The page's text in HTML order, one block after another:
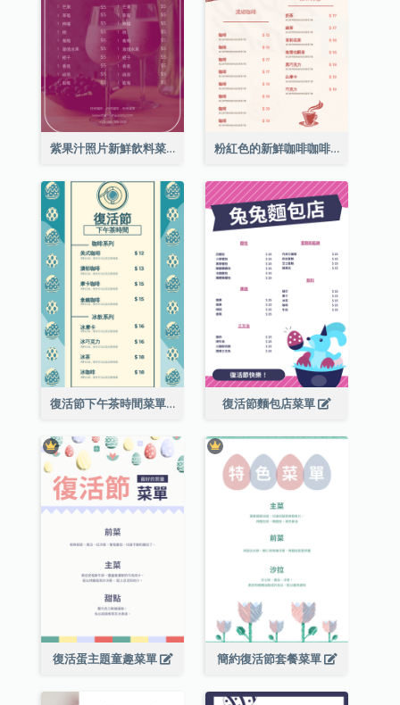
紫果汁照片新鮮飲料菜單 粉紅色的新鮮咖啡咖啡館照片簡單菜單
復活節下午茶時間菜單 復活節麵包店菜單
復活蛋主題童趣菜單 簡約復活節套餐菜單